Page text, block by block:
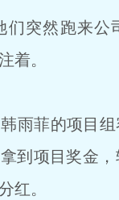
突然跑来公
着。
雨菲的项目组
到项目奖金，
红。